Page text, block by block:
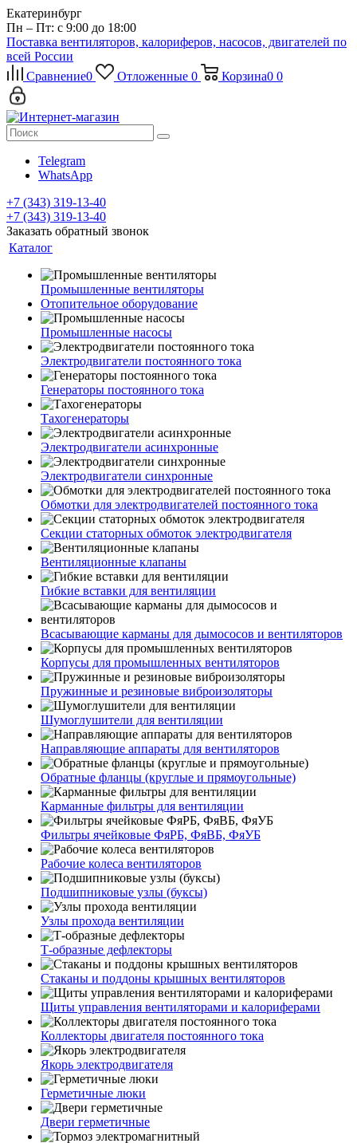
Екатеринбург
Пн – Пт: с 9:00 до 18:00
Поставка вентиляторов, калориферов, насосов, двигателей по
всей России
Сравнение0 Отложенные 0 Корзина0 0
Telegram
WhatsApp
+7 (343) 319-13-40
+7 (343) 319-13-40
Заказать обратный звонок
Каталог
Промышленные вентиляторы
Отопительное оборудование
Промышленные насосы
Электродвигатели постоянного тока
Генераторы постоянного тока
Тахогенераторы
Электродвигатели асинхронные
Электродвигатели синхронные
Обмотки для электродвигателей постоянного тока
Секции статорных обмоток электродвигателя
Вентиляционные клапаны
Гибкие вставки для вентиляции
Всасывающие карманы для дымососов и вентиляторов
Корпусы для промышленных вентиляторов
Пружинные и резиновые виброизоляторы
Шумоглушители для вентиляции
Направляющие аппараты для вентиляторов
Обратные фланцы (круглые и прямоугольные)
Карманные фильтры для вентиляции
Фильтры ячейковые ФяРБ, ФяВБ, ФяУБ
Рабочие колеса вентиляторов
Подшипниковые узлы (буксы)
Узлы прохода вентиляции
Т-образные дефлекторы
Стаканы и поддоны крышных вентиляторов
Щиты управления вентиляторами и калориферами
Коллекторы двигателя постоянного тока
Якорь электродвигателя
Герметичные люки
Двери герметичные